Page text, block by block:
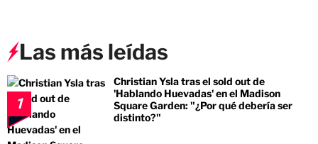
Las más leídas
1
Christian Ysla tras el sold out de
'Hablando Huevadas' en el Madison
Square Garden: "¿Por qué debería ser
distinto?"